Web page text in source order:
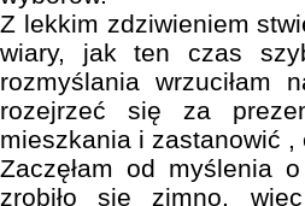
Z lekkim zdziwieniem
wiary, jak ten czas
rozmyślania wrzuciłam
rozejrzeć się za
mieszkania i zastanowić
Zaczęłam od myślenia
zrobiło się zimno,